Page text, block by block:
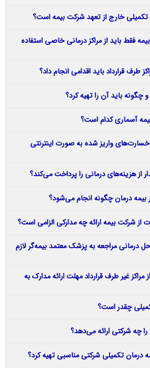
تکمیلی خارج از تعهد شرکت بیمه است؟
بیمه فقط باید از مراکز درمانی خاصی استفاده
طرف قرارداد باید اقدامی انجام داد؟
باید آن را تهیه کرد؟
آسماری کدام است؟
واریز شده به صورت اینترنتی
از هزینه‌های درمانی را پرداخت می‌‌کند؟
درمان چگونه انجام می‌شود؟
از شرکت بیمه ارائه چه مدارکی الزامی است؟
درمانی مراجعه به پزشک معتمد بیمه‌گر لازم
غیر طرف قرارداد مهلت ارائه مدارک به
چقدر است؟
را چه شرکتی ارائه می‌دهد؟
درمان تکمیلی شرکتی مناسبی تهیه کرد؟